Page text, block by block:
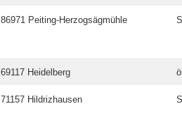
86971 Peiting-Herzogsägmühle
69117 Heidelberg
71157 Hildrizhausen